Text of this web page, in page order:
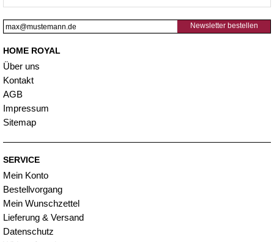
Newsletter bestellen
HOME ROYAL
Über uns
Kontakt
AGB
Impressum
Sitemap
SERVICE
Mein Konto
Bestellvorgang
Mein Wunschzettel
Lieferung & Versand
Datenschutz